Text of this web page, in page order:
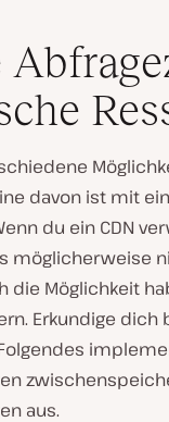
davon ist mit
du ein CDN
möglicherweise
die Möglichkeit
Erkundige dich
aus.